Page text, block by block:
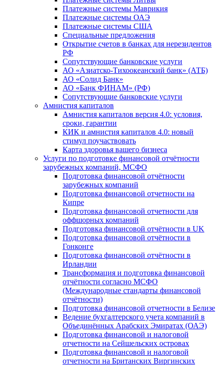
Платежные системы Маврикия
Платежные системы ОАЭ
Платежные системы США
Специальные предложения
Открытие счетов в банках для нерезидентов
РФ
Сопутствующие банковские услуги
АО «Азиатско-Тихоокеанский банк» (АТБ)
АО «Солид Банк»
АО «Банк ФИНАМ» (РФ)
Сопутствующие банковские услуги
Амнистия капиталов
Амнистия капиталов версия 4.0: условия,
сроки, гарантии
КИК и амнистия капиталов 4.0: новый
стимул поучаствовать
Карта здоровья вашего бизнеса
Услуги по подготовке финансовой отчётности
зарубежных компаний, МСФО
Подготовка финансовой отчётности
зарубежных компаний
Подготовка финансовой отчетности на
Кипре
Подготовка финансовой отчетности для
оффшорных компаний
Подготовка финансовой отчётности в UK
Подготовка финансовой отчётности в
Гонконге
Подготовка финансовой отчётности в
Ирландии
Трансформация и подготовка финансовой
отчётности согласно МСФО
(Международные стандарты финансовой
отчётности)
Подготовка финансовой отчетности в Белизе
Ведение бухгалтерского учета компаний в
Объединённых Арабских Эмиратах (ОАЭ)
Подготовка финансовой и налоговой
отчетности на Сейшельских островах
Подготовка финансовой и налоговой
отчетности на Британских Виргинских